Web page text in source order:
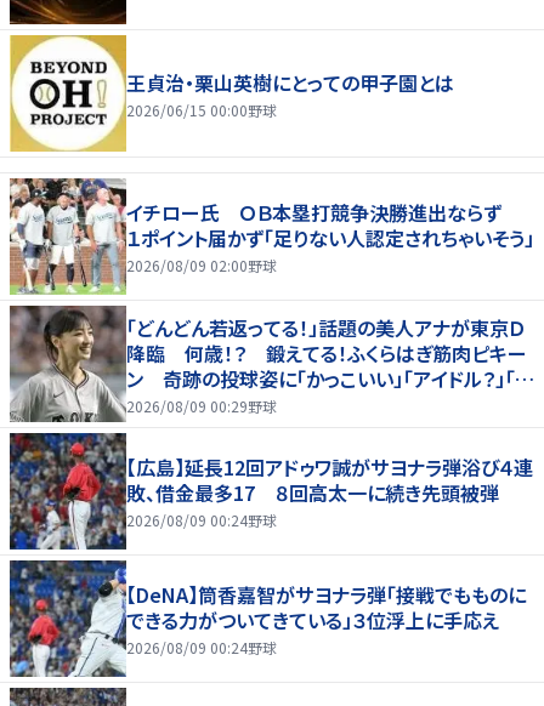
王貞治・栗山英樹にとっての甲子園とは
2026/06/15 00:00野球
イチロー氏 ＯＢ本塁打競争決勝進出ならず
１ポイント届かず「足りない人認定されちゃいそう」
2026/08/09 02:00野球
「どんどん若返ってる！」話題の美人アナが東京Ｄ
降臨 何歳！？ 鍛えてる！ふくらはぎ筋肉ピキー
ン 奇跡の投球姿に「かっこいい」「アイドル？」「女
神」
2026/08/09 00:29野球
【広島】延長12回アドゥワ誠がサヨナラ弾浴び４連
敗、借金最多17 ８回高太一に続き先頭被弾
2026/08/09 00:24野球
【DeNA】筒香嘉智がサヨナラ弾「接戦でもものに
できる力がついてきている」３位浮上に手応え
2026/08/09 00:24野球